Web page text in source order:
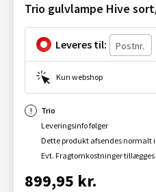
Trio gulvlampe Hive
Leveres til:
Kun webshop
Trio
Leveringsinfo følger
Dette produkt afsendes normalt
Evt. Fragtomkostninger tillægges
899,95 kr.